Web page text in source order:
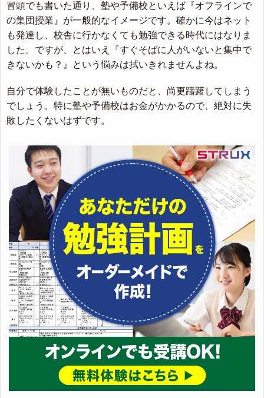
冒頭でも書いた通り、塾や予備校といえば『オフラインで
の集団授業』が一般的なイメージです。確かに今はネット
も発達し、校舎に行かなくても勉強できる時代にはなりま
した。ですが、とはいえ『すぐそばに人がいないと集中で
きないかも？』という悩みは拭いきれませんよね。
自分で体験したことが無いものだと、尚更躊躇してしまう
でしょう。特に塾や予備校はお金がかかるので、絶対に失
敗したくないはずです。